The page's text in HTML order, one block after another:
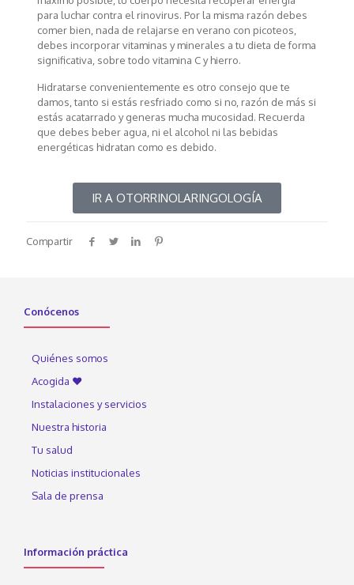
para luchar contra el rinovirus. Por la misma razón debes
comer bien, nada de relajarse en verano con picoteos,
debes incorporar vitaminas y minerales a tu dieta de forma
significativa, sobre todo vitamina C y hierro.
Hidratarse convenientemente es otro consejo que te
damos, tanto si estás resfriado como si no, razón de más si
estás acatarrado y generas mucha mucosidad. Recuerda
que debes beber agua, ni el alcohol ni las bebidas
energéticas hidratan como es debido.
IR A OTORRINOLARINGOLOGÍA
Compartir
Conócenos
Quiénes somos
Acogida ♥
Instalaciones y servicios
Nuestra historia
Tu salud
Noticias institucionales
Sala de prensa
Información práctica